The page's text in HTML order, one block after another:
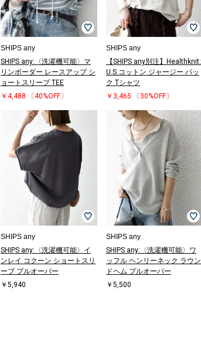
SHIPS any
SHIPS any:〈洗濯機可能〉マ
リンボーダー レースアップ シ
ョートスリーブ TEE
￥4,488
〔40%OFF〕
SHIPS any
【SHIPS any別注】Healthknit:
U.S.コットン ジャージー パッ
ク Tシャツ
￥3,465
〔30%OFF〕
SHIPS any
SHIPS any:〈洗濯機可能〉イ
ンレイ コクーン ショートスリ
ーブ プルオーバー
￥5,940
SHIPS any
SHIPS any:〈洗濯機可能〉ワ
ッフル ヘンリーネック ラウン
ドヘム プルオーバー
￥5,500